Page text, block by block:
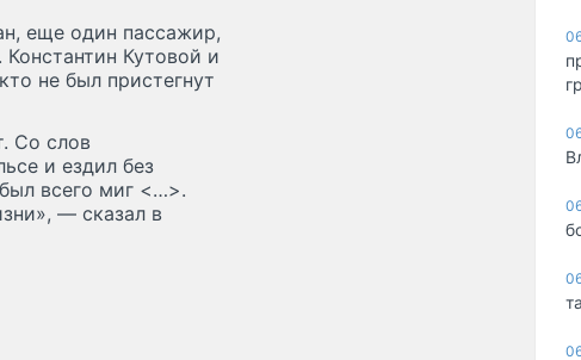
еще один пассажир,
Кутовой и
не был пристегнут
Со слов
и ездил без
всего миг <…>.
— сказал в